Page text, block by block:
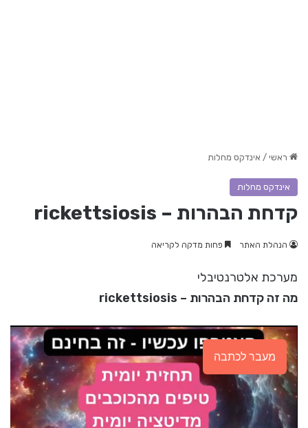
ראשי / אינדקס מחלות
אינדקס מחלות
קדחת הבהרות – rickettsiosis
הנהלת האתר פחות מדקה לקריאה
מערכת אלטרנטיבלי
מה זה קדחת הבהרות – rickettsiosis
מעבר לכתבה